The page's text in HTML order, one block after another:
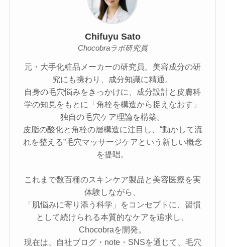
Chifuyu Sato
Chocobraラボ研究員
元・大手化粧品メーカーの研究員。美容成分の研
究にも携わり、成分知識に精通。
自身の毛穴悩みをきっかけに、成分設計と皮膚科
学の知見をもとに「角栓を構造から捉えなおす」
独自の毛穴ケア理論を構築。
皮脂の酸化と角栓の層構造に注目し、“動かして流
れを整える”毛穴マッサージケアという新しい概念
を提唱。
これまで数百種のスキンケア製品と美容医療を実
体験しながら、
「肌悩みに寄り添う科学」をコンセプトに、習慣
として続けられる本質的なケアを追求し、
Chocobraを開発。
現在は、自社ブログ・note・SNSを通じて、毛穴